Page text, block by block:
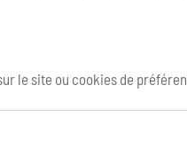
le site ou cookies de